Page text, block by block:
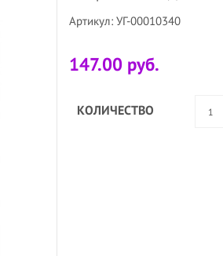
Артикул: УГ-00010340
147.00 руб.
КОЛИЧЕСТВО